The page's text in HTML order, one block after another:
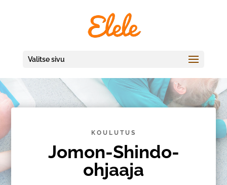
Valitse sivu
KOULUTUS
Jomon-Shindo-
ohjaaja